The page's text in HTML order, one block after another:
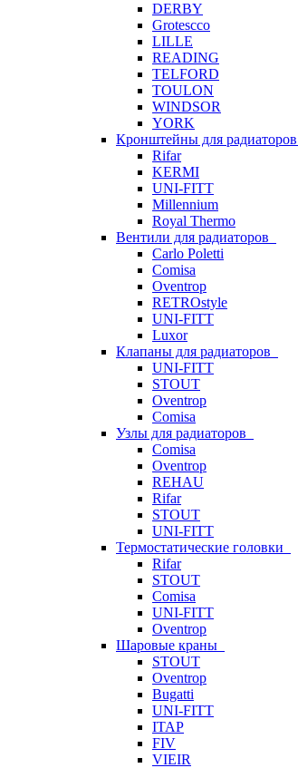
DERBY
Grotescco
LILLE
READING
TELFORD
TOULON
WINDSOR
YORK
Кронштейны для радиаторов
Rifar
KERMI
UNI-FITT
Millennium
Royal Thermo
Вентили для радиаторов
Carlo Poletti
Comisa
Oventrop
RETROstyle
UNI-FITT
Luxor
Клапаны для радиаторов
UNI-FITT
STOUT
Oventrop
Comisa
Узлы для радиаторов
Comisa
Oventrop
REHAU
Rifar
STOUT
UNI-FITT
Термостатические головки
Rifar
STOUT
Comisa
UNI-FITT
Oventrop
Шаровые краны
STOUT
Oventrop
Bugatti
UNI-FITT
ITAP
FIV
VIEIR